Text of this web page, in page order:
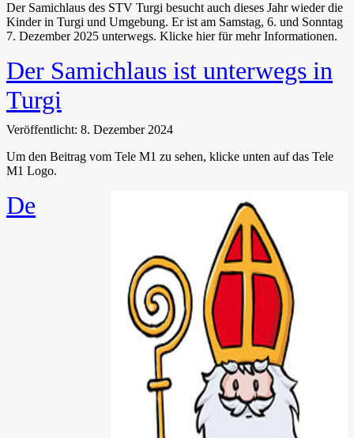
Der Samichlaus des STV Turgi besucht auch dieses Jahr wieder die
Kinder in Turgi und Umgebung. Er ist am Samstag, 6. und Sonntag
7. Dezember 2025 unterwegs. Klicke hier für mehr Informationen.
Der Samichlaus ist unterwegs in
Turgi
Veröffentlicht: 8. Dezember 2024
Um den Beitrag vom Tele M1 zu sehen, klicke unten auf das Tele
M1 Logo.
De